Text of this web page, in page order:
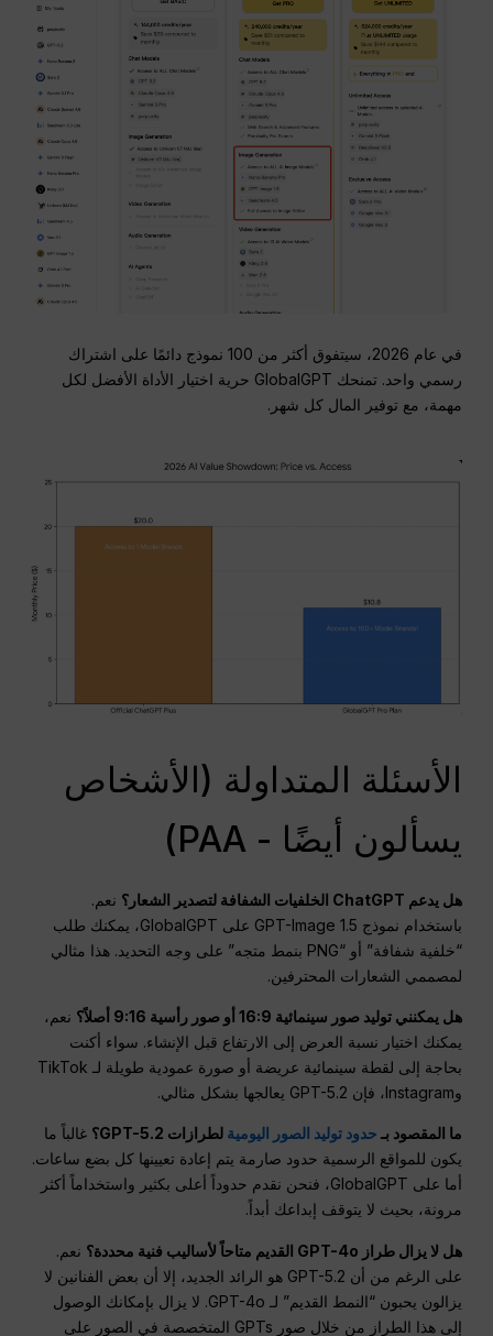
في عام 2026، سيتفوق أكثر من 100 نموذج دائمًا على اشتراك
رسمي واحد. تمنحك GlobalGPT حرية اختيار الأداة الأفضل لكل
مهمة، مع توفير المال كل شهر.
الأسئلة المتداولة (الأشخاص
يسألون أيضًا - PAA)
هل يدعم ChatGPT الخلفيات الشفافة لتصدير الشعار؟
نعم.
باستخدام نموذج GPT-Image 1.5 على GlobalGPT، يمكنك طلب
“خلفية شفافة” أو “PNG بنمط متجه” على وجه التحديد. هذا مثالي
لمصممي الشعارات المحترفين.
هل يمكنني توليد صور سينمائية 16:9 أو صور رأسية 9:16 أصلاً؟
نعم،
يمكنك اختيار نسبة العرض إلى الارتفاع قبل الإنشاء. سواء أكنت
بحاجة إلى لقطة سينمائية عريضة أو صورة عمودية طويلة لـ TikTok
وInstagram، فإن GPT-5.2 يعالجها بشكل مثالي.
ما المقصود بـ حدود توليد الصور اليومية لطرازات GPT-5.2؟
غالباً ما
يكون للمواقع الرسمية حدود صارمة يتم إعادة تعيينها كل بضع ساعات.
أما على GlobalGPT، فنحن نقدم حدوداً أعلى بكثير واستخداماً أكثر
مرونة، بحيث لا يتوقف إبداعك أبداً.
هل لا يزال طراز GPT-4o القديم متاحاً لأساليب فنية محددة؟
نعم.
على الرغم من أن GPT-5.2 هو الرائد الجديد، إلا أن بعض الفنانين لا
يزالون يحبون “النمط القديم” لـ GPT-4o. لا يزال بإمكانك الوصول
إلى هذا الطراز من خلال صور GPTs المتخصصة في الصور على